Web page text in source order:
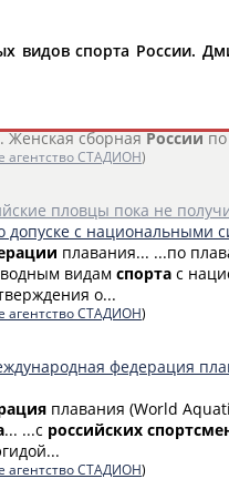
стали
Женская сборнаяРоссиипо
СТАДИОН)
пловцы пока не
допуске с национальными
плавания... ...по
видам спорта с
о...
СТАДИОН)
федерация
плавания (World
... ...с российских
СТАДИОН)
видов спорта России.